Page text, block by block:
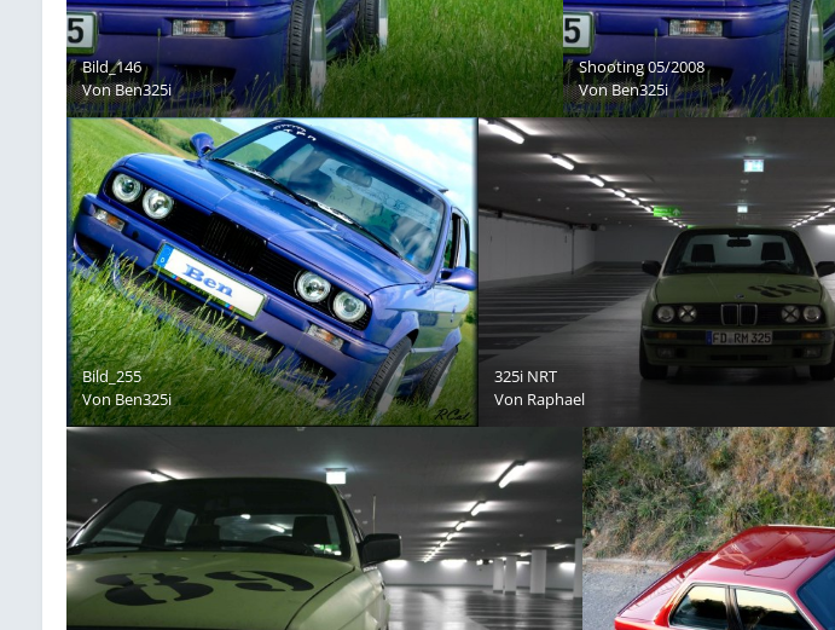
Bild_146
VonBen325i
Shooting 05/2008
VonBen325i
Bild_255
VonBen325i
325i NRT
Von Raphael